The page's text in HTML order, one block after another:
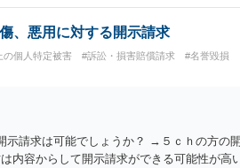
、悪用に対する開示請求
の個人特定被害 #訴訟・損害賠償請求 #名誉毀損
示請求は可能でしょうか？ →５ｃｈの方の
内容からして開示請求ができる可能性が高